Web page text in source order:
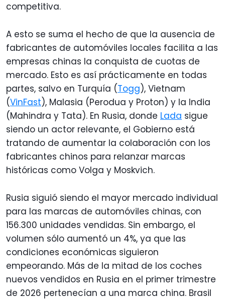
competitiva.
A esto se suma el hecho de que la ausencia de
fabricantes de automóviles locales facilita a las
empresas chinas la conquista de cuotas de
mercado. Esto es así prácticamente en todas
partes, salvo en Turquía (Togg), Vietnam
(VinFast), Malasia (Perodua y Proton) y la India
(Mahindra y Tata). En Rusia, donde Lada sigue
siendo un actor relevante, el Gobierno está
tratando de aumentar la colaboración con los
fabricantes chinos para relanzar marcas
históricas como Volga y Moskvich.
Rusia siguió siendo el mayor mercado individual
para las marcas de automóviles chinas, con
156.300 unidades vendidas. Sin embargo, el
volumen sólo aumentó un 4%, ya que las
condiciones económicas siguieron
empeorando. Más de la mitad de los coches
nuevos vendidos en Rusia en el primer trimestre
de 2026 pertenecían a una marca china. Brasil